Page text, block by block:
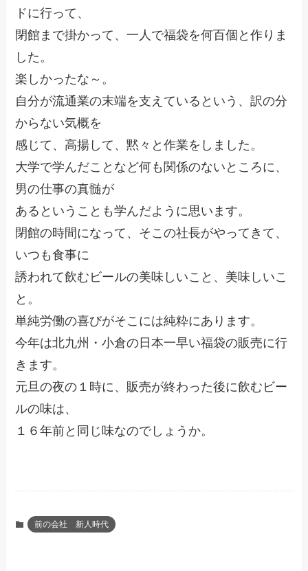
ドに行って、
閉館まで掛かって、一人で福袋を何百個と作りま
した。
楽しかったな～。
自分が流通業の末端を支えているという、訳の分
からない気概を
感じて、高揚して、黙々と作業をしました。
大学で学んだことなど何も関係のないところに、
男の仕事の真髄が
あるということも学んだように思います。
閉館の時間になって、そこの社長がやってきて、
いつも食事に
誘われて飲むビールの美味しいこと、美味しいこ
と。
単純労働の喜びがそこには純粋にあります。
今年は北九州・小倉の日本一早い福袋の販売に行
きます。
元旦の夜の１時に、販売が終わった後に飲むビー
ルの味は、
１６年前と同じ味なのでしょうか。
前の会社 新人時代